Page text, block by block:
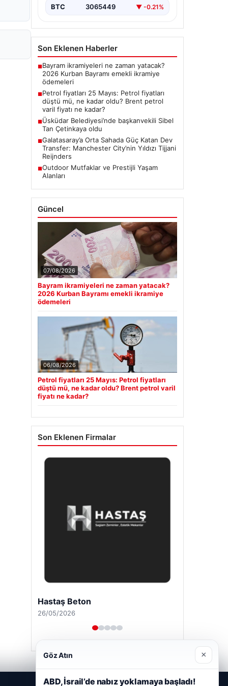
BTC 3065449 ▼ -0.21%
Son Eklenen Haberler
■Bayram ikramiyeleri ne zaman yatacak?
2026 Kurban Bayramı emekli ikramiye
ödemeleri
■Petrol fiyatları 25 Mayıs: Petrol fiyatları
düştü mü, ne kadar oldu? Brent petrol
varil fiyatı ne kadar?
■Üsküdar Belediyesi’nde başkanvekili Sibel
Tan Çetinkaya oldu
■Galatasaray’a Orta Sahada Güç Katan Dev
Transfer: Manchester City’nin Yıldızı Tijjani
Reijnders
■Outdoor Mutfaklar ve Prestijli Yaşam
Alanları
Güncel
07/08/2026
Bayram ikramiyeleri ne zaman yatacak?
2026 Kurban Bayramı emekli ikramiye
ödemeleri
06/08/2026
Petrol fiyatları 25 Mayıs: Petrol fiyatları
düştü mü, ne kadar oldu? Brent petrol varil
fiyatı ne kadar?
Son Eklenen Firmalar
Hastaş Beton
26/05/2026
Göz Atın ×
ABD, İsrail’de nabız yoklamaya başladı!